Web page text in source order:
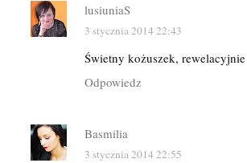
lusiuniaS
3 stycznia 2014 22:43
Świetny kożuszek,
Odpowiedz
Basmilia
3 stycznia 2014 22:55